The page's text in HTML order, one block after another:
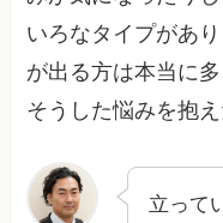
いろなタイプがあ
が出る方は本当に
そうした悩みを抱
立って